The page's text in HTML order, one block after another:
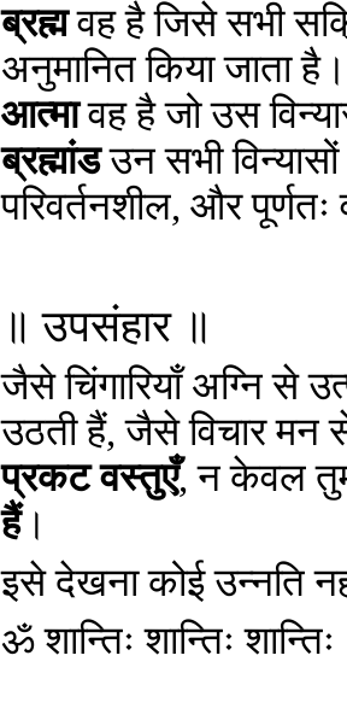
ब्रह्म वह है जिसे सभी
अनुमानित किया जाता है।
आत्मा वह है जो उस
ब्रह्मांड उन सभी
परिवर्तनशील,और पूर्णतः
॥ उपसंहार ॥
जैसे चिंगारियाँ अग्नि से
उठती हैं,जैसे विचार मन
प्रकट वस्तुएँ,न केवल
हैं।
इसे देखना कोई उन्नति
ॐ शान्तिः शान्तिः